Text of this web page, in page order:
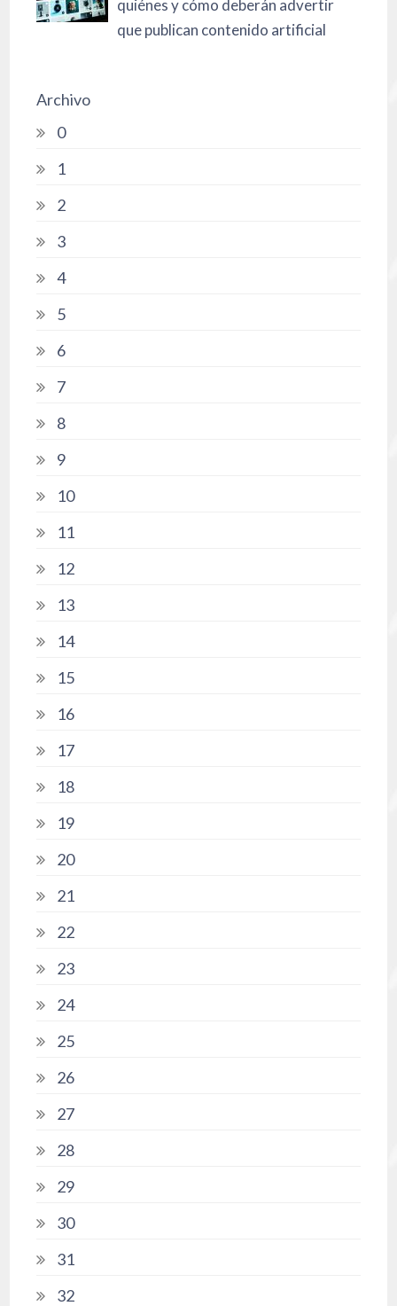
quiénes y cómo deberán advertir
que publican contenido artificial
Archivo
0
1
2
3
4
5
6
7
8
9
10
11
12
13
14
15
16
17
18
19
20
21
22
23
24
25
26
27
28
29
30
31
32